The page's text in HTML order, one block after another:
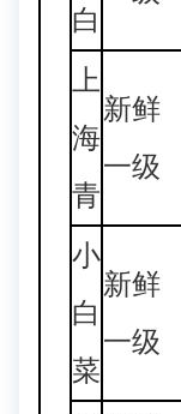
白
上
海
青
新鲜
一级
小
白
菜
新鲜
一级